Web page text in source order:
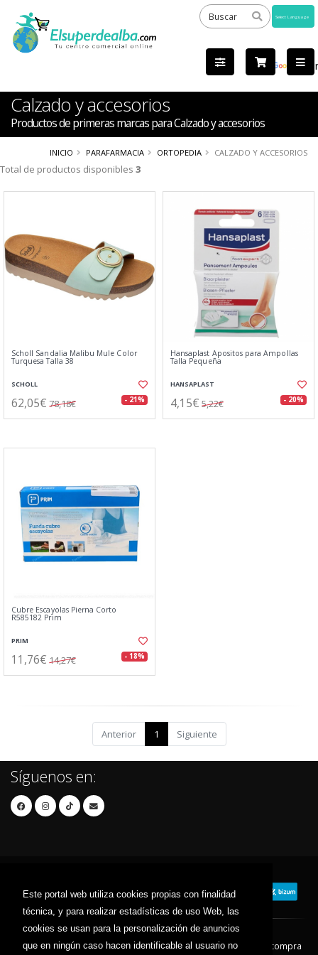
Este portal web utiliza cookies propias con finalidad
técnica, y para realizar estadísticas de uso Web, las
cookies se usan para la personalización de anuncios
que en ningún caso hacen identificable al usuario no
by
Calzado y accesorios
Productos de primeras marcas para Calzado y accesorios
INICIO PARAFARMACIA ORTOPEDIA CALZADO Y ACCESORIOS
Total de productos disponibles 3
Scholl Sandalia Malibu Mule Color
Turquesa Talla 38
SCHOLL
62,05€ 78,18€ - 21%
Hansaplast Apositos para Ampollas
Talla Pequeña
HANSAPLAST
4,15€ 5,22€ - 20%
Cubre Escayolas Pierna Corto
R585182 Prim
PRIM
11,76€ 14,27€ - 18%
Anterior 1 Siguiente
Síguenos en:
Contacto Aviso Legal Condiciones de compra